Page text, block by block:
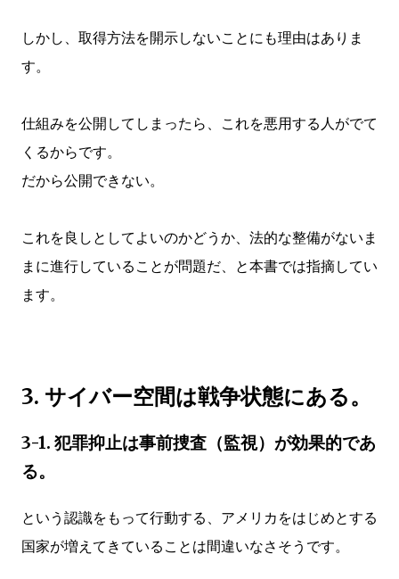
しかし、取得方法を開示しないことにも理由はありま
す。
仕組みを公開してしまったら、これを悪用する人がでて
くるからです。
だから公開できない。
これを良しとしてよいのかどうか、法的な整備がないま
まに進行していることが問題だ、と本書では指摘してい
ます。
3. サイバー空間は戦争状態にある。
3-1. 犯罪抑止は事前捜査（監視）が効果的であ
る。
という認識をもって行動する、アメリカをはじめとする
国家が増えてきていることは間違いなさそうです。